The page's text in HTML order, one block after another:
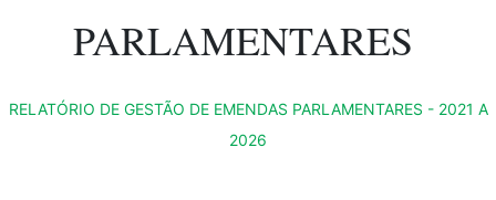
PARLAMENTARES
RELATÓRIO DE GESTÃO DE EMENDAS PARLAMENTARES - 2021 A
2026